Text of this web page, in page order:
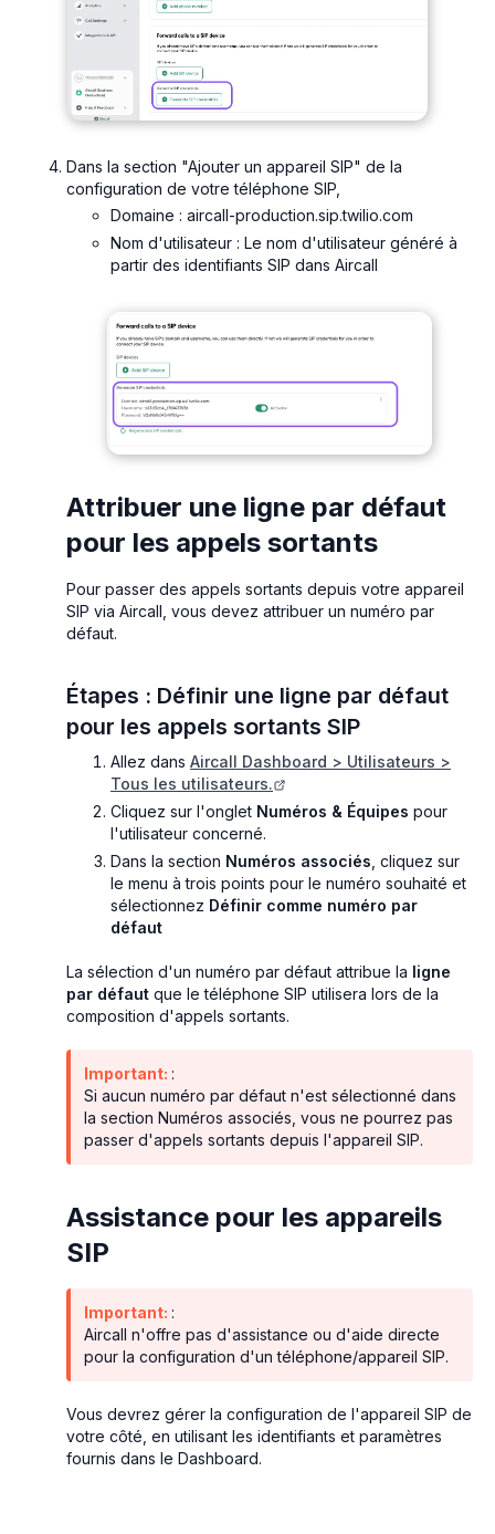
Dans la section "Ajouter un appareil SIP" de la
configuration de votre téléphone SIP,
Domaine : aircall-production.sip.twilio.com
Nom d'utilisateur : Le nom d'utilisateur généré à
partir des identifiants SIP dans Aircall
Attribuer une ligne par défaut
pour les appels sortants
Pour passer des appels sortants depuis votre appareil
SIP via Aircall, vous devez attribuer un numéro par
défaut.
Étapes : Définir une ligne par défaut
pour les appels sortants SIP
Allez dans Aircall Dashboard > Utilisateurs >
Tous les utilisateurs.
Cliquez sur l'onglet Numéros & Équipes pour
l'utilisateur concerné.
Dans la section Numéros associés , cliquez sur
le menu à trois points pour le numéro souhaité et
sélectionnez Définir comme numéro par
défaut
La sélection d'un numéro par défaut attribue la ligne
par défaut que le téléphone SIP utilisera lors de la
composition d'appels sortants.
Important: :
Si aucun numéro par défaut n'est sélectionné dans
la section Numéros associés, vous ne pourrez pas
passer d'appels sortants depuis l'appareil SIP.
Assistance pour les appareils
SIP
Important: :
Aircall n'offre pas d'assistance ou d'aide directe
pour la configuration d'un téléphone/appareil SIP.
Vous devrez gérer la configuration de l'appareil SIP de
votre côté, en utilisant les identifiants et paramètres
fournis dans le Dashboard.